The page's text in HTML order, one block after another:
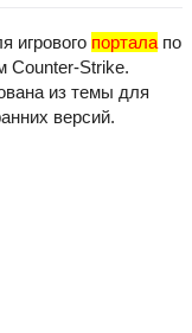
игрового портала по
Counter-Strike.
из темы для
версий.